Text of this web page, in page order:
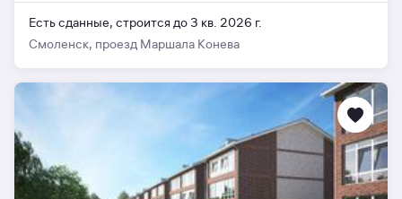
Есть сданные, строится до 3 кв. 2026 г.
Смоленск, проезд Маршала Конева